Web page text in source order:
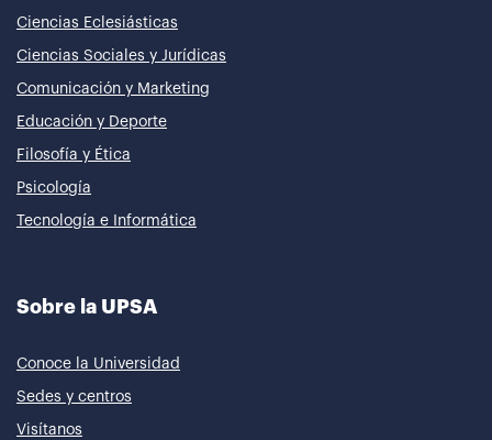
Ciencias Eclesiásticas
Ciencias Sociales y Jurídicas
Comunicación y Marketing
Educación y Deporte
Filosofía y Ética
Psicología
Tecnología e Informática
Sobre la UPSA
Conoce la Universidad
Sedes y centros
Visítanos